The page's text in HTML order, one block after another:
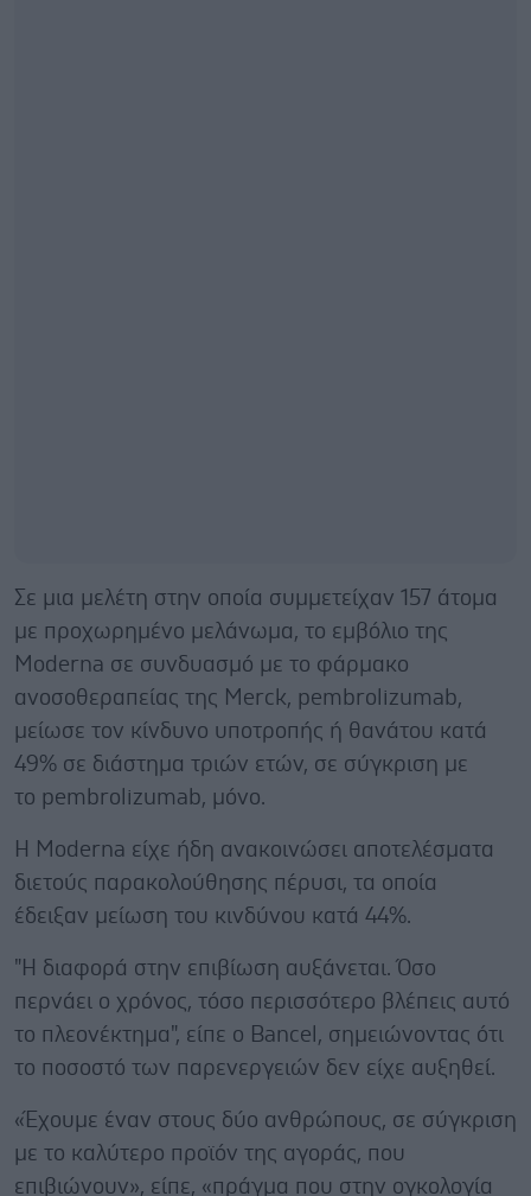
Σε μια μελέτη στην οποία συμμετείχαν 157 άτομα
με προχωρημένο μελάνωμα, το εμβόλιο της
Moderna σε συνδυασμό με το φάρμακο
ανοσοθεραπείας της Merck, pembrolizumab,
μείωσε τον κίνδυνο υποτροπής ή θανάτου κατά
49% σε διάστημα τριών ετών, σε σύγκριση με
το pembrolizumab, μόνο.
Η Moderna είχε ήδη ανακοινώσει αποτελέσματα
διετούς παρακολούθησης πέρυσι, τα οποία
έδειξαν μείωση του κινδύνου κατά 44%.
"Η διαφορά στην επιβίωση αυξάνεται. Όσο
περνάει ο χρόνος, τόσο περισσότερο βλέπεις αυτό
το πλεονέκτημα", είπε ο Bancel, σημειώνοντας ότι
το ποσοστό των παρενεργειών δεν είχε αυξηθεί.
«Έχουμε έναν στους δύο ανθρώπους, σε σύγκριση
με το καλύτερο προϊόν της αγοράς, που
επιβιώνουν», είπε, «πράγμα που στην ογκολογία